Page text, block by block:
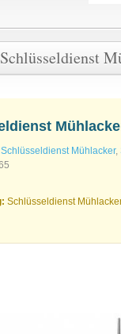
Schlüsseldienst Mühlacker,
Schlüsseldienst